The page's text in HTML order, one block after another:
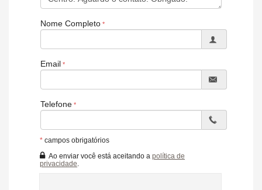
monitoramento 24 horas.
Viver em um andar alto no Yachthouse é sinônimo de luxo e
conforto, além de proporcionar uma experiência única devido à
altura do edifício e a beleza da localização.
Nome Completo
Email
Telefone
* campos obrigatórios
Ao enviar você está aceitando a política de
privacidade